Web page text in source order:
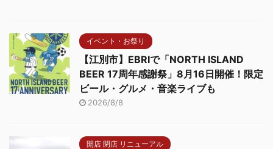
イベント・お祭り
【江別市】EBRIで「NORTH ISLAND
BEER 17周年感謝祭」8月16日開催！限定
ビール・グルメ・音楽ライブも
2026/8/8
開店 閉店 リニューアル